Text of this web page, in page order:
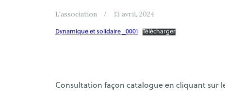
L'association 13 avril, 2024
Dynamique et solidaire _0001 Télécharger
Consultation façon catalogue en cliquant sur